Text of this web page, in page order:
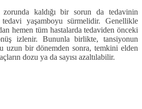
kal­dığı bir sorun da tedavinin
yaşamboyu sürme­lidir. Genellikle
hemen tüm hastalarda tedaviden önceki
izle­nir. Bununla birlikte, tansiyonun
uzun bir dönem­den sonra, temkini elden
dozu ya da sayısı azaltılabilir.